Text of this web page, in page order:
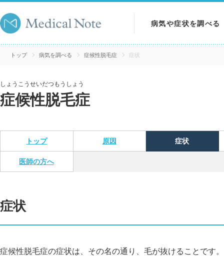
病気や症状を調べる
病気を調べる
トップ 病気を調べる 症候性脱毛症 症状
しょうこうせいだつもうしょう
症候性脱毛症
トップ 原因 症状
医師の方へ
症状
症候性脱毛症の症状は、その名の通り、毛が抜けることです